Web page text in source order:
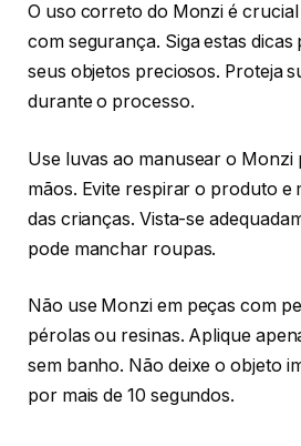
O uso correto do Monzi é
com segurança. Siga estas
seus objetos preciosos. Proteja
durante o processo.
Use luvas ao manusear o Monzi
mãos. Evite respirar o produto e
das crianças. Vista-se
pode manchar roupas.
Não use Monzi em peças com
pérolas ou resinas. Aplique
sem banho. Não deixe o objeto
por mais de 10 segundos.